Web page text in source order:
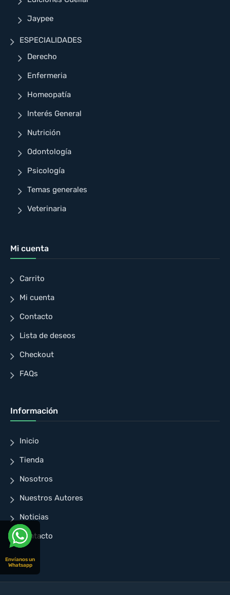
Jaypee
ESPECIALIDADES
Derecho
Enfermeria
Homeopatía
Interés General
Nutrición
Odontología
Psicología
Temas generales
Veterinaria
Mi cuenta
Carrito
Mi cuenta
Contacto
Lista de deseos
Checkout
FAQs
Información
Inicio
Tienda
Nosotros
Nuestros Autores
Noticias
Contacto
Envíanos un
Whatsapp